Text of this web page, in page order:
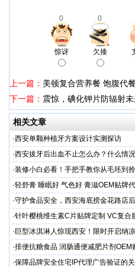
0 0
惊讶 欠揍
上一篇： 美顿复合营养餐 饱腹代
下一篇： 震惊，碘化钾片防辐射
相关文章
·西安单颗种植牙方案设计实测探访
·西安拔牙后出血不止怎么办？什么情
·装修小白必看！手把手教你从毛坯到
略，省下3万冤枉钱！
·轻舒膏 睡眠好 气色好 膏滋OEM贴牌
·守护食品安全，西安海底捞金花路店
验
·针叶樱桃维生素C片贴牌定制 VC复合
加工
· 巨型冰淇淋人惊现西安！限时开启纳
城，趣顽呀！
·排便抗糖食品 润肠通便减肥片剂OEM
业
·保障品牌安全住宅IP代理广告验证的